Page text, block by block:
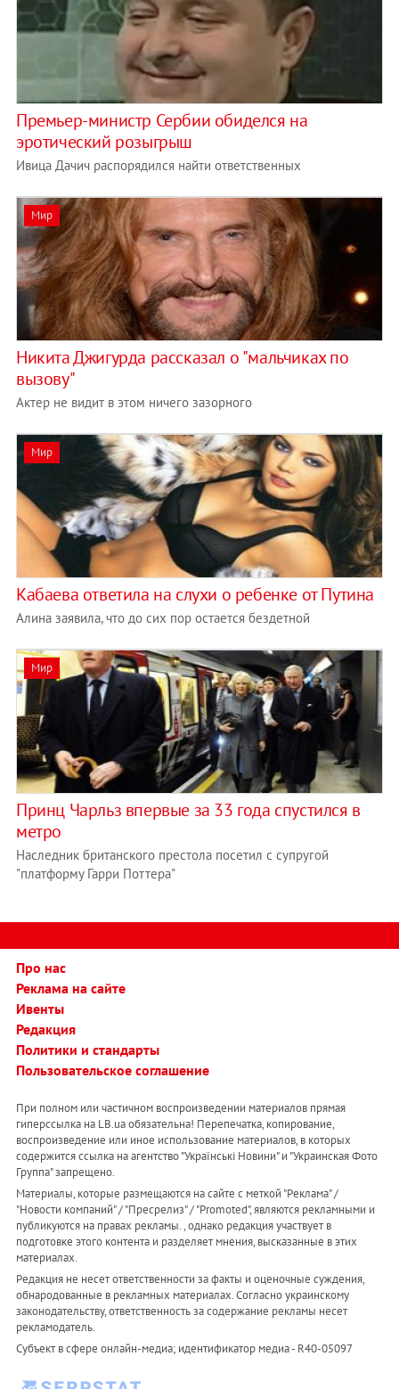
Премьер-министр Сербии обиделся на
эротический розыгрыш
Ивица Дачич распорядился найти ответственных
Мир
Никита Джигурда рассказал о "мальчиках по
вызову"
Актер не видит в этом ничего зазорного
Мир
Кабаева ответила на слухи о ребенке от Путина
Алина заявила, что до сих пор остается бездетной
Мир
Принц Чарльз впервые за 33 года спустился в
метро
Наследник британского престола посетил c супругой
"платформу Гарри Поттера"
Про нас
Реклама на сайте
Ивенты
Редакция
Политики и стандарты
Пользовательское соглашение
При полном или частичном воспроизведении материалов прямая
гиперссылка на LB.ua обязательна! Перепечатка, копирование,
воспроизведение или иное использование материалов, в которых
содержится ссылка на агентство "Українськi Новини" и "Украинская Фото
Группа" запрещено.
Материалы, которые размещаются на сайте с меткой "Реклама" /
"Новости компаний" / "Пресрелиз" / "Promoted", являются рекламными и
публикуются на правах рекламы. , однако редакция участвует в
подготовке этого контента и разделяет мнения, высказанные в этих
материалах.
Редакция не несет ответственности за факты и оценочные суждения,
обнародованные в рекламных материалах. Согласно украинскому
законодательству, ответственность за содержание рекламы несет
рекламодатель.
Субъект в сфере онлайн-медиа; идентификатор медиа - R40-05097